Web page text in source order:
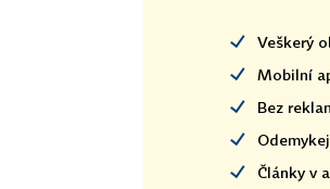
Veškerý
Mobilní
Bez
Články v